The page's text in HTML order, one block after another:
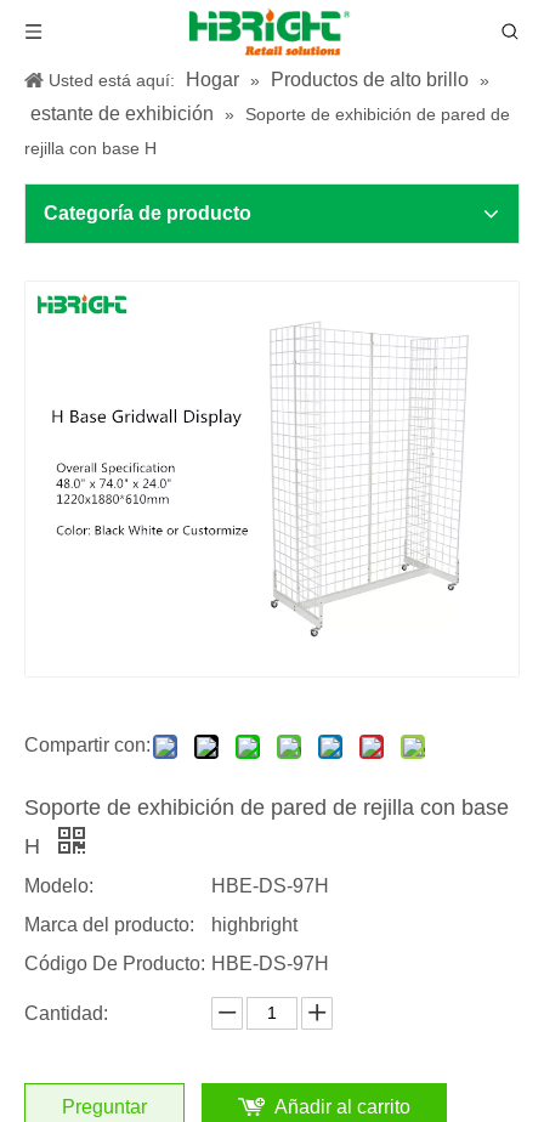
Usted está aquí: Hogar » Productos de alto brillo »
estante de exhibición »
Soporte de exhibición de pared de
rejilla con base H
Categoría de producto
Compartir con:
Soporte de exhibición de pared de rejilla con base
H
Modelo:
HBE-DS-97H
Marca del producto:
highbright
Código De Producto: HBE-DS-97H
Cantidad:
Preguntar Añadir al carrito